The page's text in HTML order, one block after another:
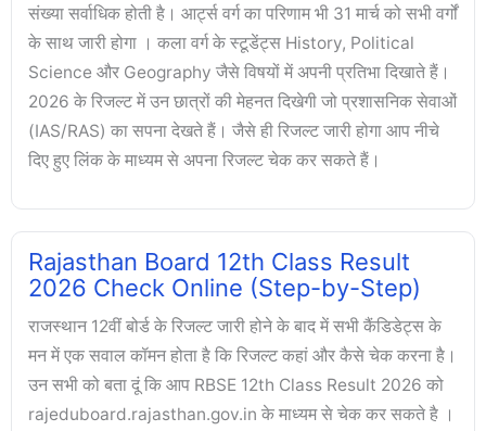
संख्या सर्वाधिक होती है। आर्ट्स वर्ग का परिणाम भी 31 मार्च को सभी वर्गों
के साथ जारी होगा । कला वर्ग के स्टूडेंट्स History, Political
Science और Geography जैसे विषयों में अपनी प्रतिभा दिखाते हैं।
2026 के रिजल्ट में उन छात्रों की मेहनत दिखेगी जो प्रशासनिक सेवाओं
(IAS/RAS) का सपना देखते हैं। जैसे ही रिजल्ट जारी होगा आप नीचे
दिए हुए लिंक के माध्यम से अपना रिजल्ट चेक कर सकते हैं।
Rajasthan Board 12th Class Result
2026 Check Online (Step-by-Step)
राजस्थान 12वीं बोर्ड के रिजल्ट जारी होने के बाद में सभी कैंडिडेट्स के
मन में एक सवाल कॉमन होता है कि रिजल्ट कहां और कैसे चेक करना है।
उन सभी को बता दूं कि आप RBSE 12th Class Result 2026 को
rajeduboard.rajasthan.gov.in के माध्यम से चेक कर सकते है ।